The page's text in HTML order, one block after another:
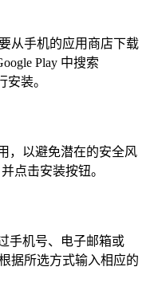
从手机的应用商店下载
Play 中搜索
装。
，以避免潜在的安全风
点击安装按钮。
手机号、电子邮箱或
据所选方式输入相应的